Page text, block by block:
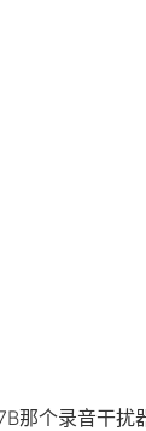
那个录音干扰